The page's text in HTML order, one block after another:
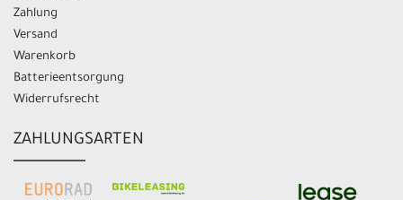
Zahlung
Versand
Warenkorb
Batterieentsorgung
Widerrufsrecht
ZAHLUNGSARTEN